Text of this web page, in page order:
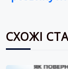
СХОЖІ